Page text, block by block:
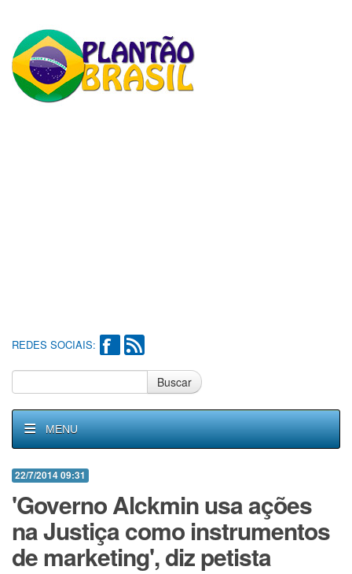
REDES SOCIAIS:
Buscar
MENU
22/7/2014 09:31
'Governo Alckmin usa ações
na Justiça como instrumentos
de marketing', diz petista